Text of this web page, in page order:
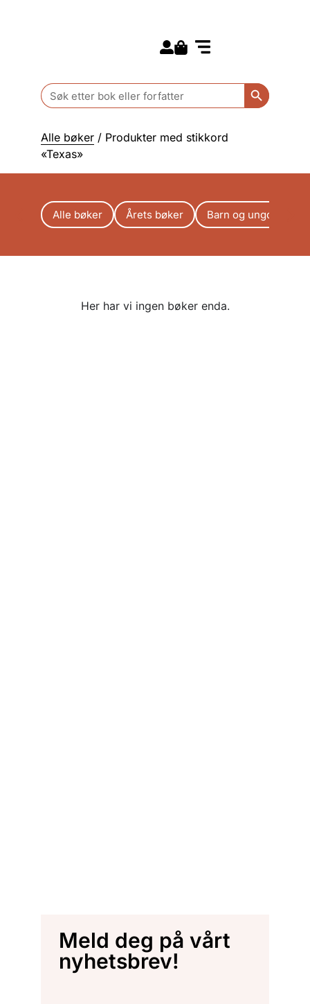
Search
for:
Search
Alle bøker / Produkter med stikkord
«Texas»
Alle bøker Årets bøker Barn og ungdom
Her har vi ingen bøker enda.
Meld deg på vårt
nyhetsbrev!